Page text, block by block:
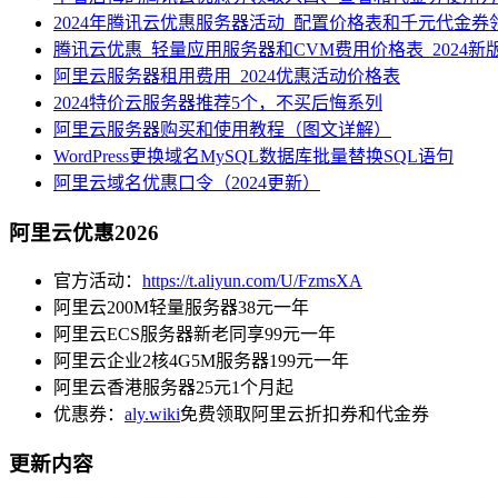
2024年腾讯云优惠服务器活动_配置价格表和千元代金券
腾讯云优惠_轻量应用服务器和CVM费用价格表_2024新
阿里云服务器租用费用_2024优惠活动价格表
2024特价云服务器推荐5个，不买后悔系列
阿里云服务器购买和使用教程（图文详解）
WordPress更换域名MySQL数据库批量替换SQL语句
阿里云域名优惠口令（2024更新）
阿里云优惠2026
官方活动： https://t.aliyun.com/U/FzmsXA
阿里云200M轻量服务器38元一年
阿里云ECS服务器新老同享99元一年
阿里云企业2核4G5M服务器199元一年
阿里云香港服务器25元1个月起
优惠券： aly.wiki免费领取阿里云折扣券和代金券
更新内容